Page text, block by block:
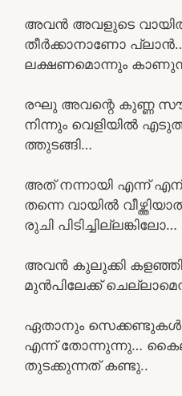
അവൻ അവളുടെ
തീർക്കാനാണോ പ്ലാൻ…
ലക്ഷണമൊന്നും
രഘു അവന്റെ കുണ്ണ
നിന്നും വെളിയിൽ
ത്തുടങ്ങി…
അത് നന്നായി എന്ന്
തന്നെ വായിൽ
രുചി പിടിച്ചില്ലങ്കിലോ…
അവൻ കുലുക്കി
മുൻപിലേക്ക്
ഏതാനും
എന്ന് തോന്നുന്നു…
തുടക്കുന്നത് കണ്ടു..